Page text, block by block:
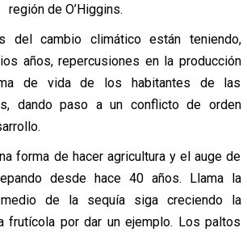
región de O’Higgins.
del cambio climático están teniendo,
años, repercusiones en la producción
de vida de los habitantes de las
dando paso a un conflicto de orden
forma de hacer agricultura y el auge de
desde hace 40 años. Llama la
de la sequía siga creciendo la
frutícola por dar un ejemplo. Los paltos